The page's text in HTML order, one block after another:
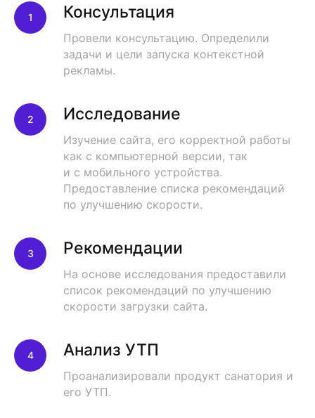
Консультация
Провели консультацию. Определили
задачи и цели запуска контекстной
рекламы.
Исследование
Изучение сайта, его корректной работы
как с компьютерной версии, так
и с мобильного устройства.
Предоставление списка рекомендаций
по улучшению скорости.
Рекомендации
На основе исследования предоставили
список рекомендаций по улучшению
скорости загрузки сайта.
Анализ УТП
Проанализировали продукт санатория и
его УТП.